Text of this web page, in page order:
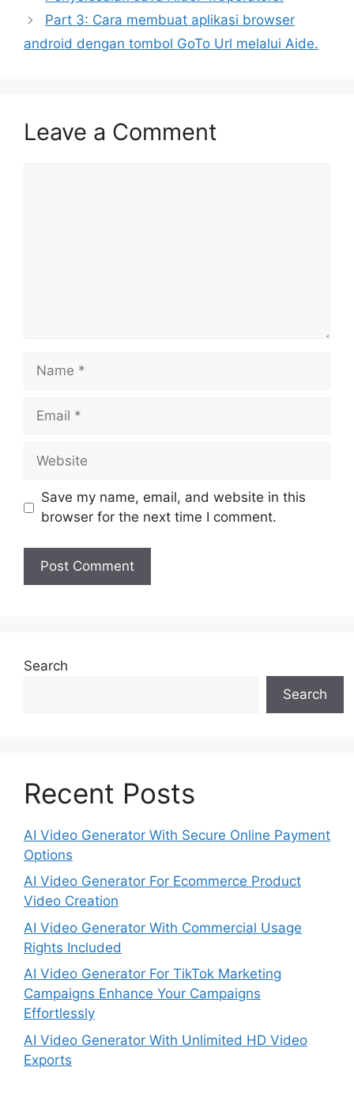
Part 3: Cara membuat aplikasi browser
android dengan tombol GoTo Url melalui Aide.
Leave a Comment
Name
Email
Website
Save my name, email, and website in this
browser for the next time I comment.
Search
Search
Recent Posts
AI Video Generator With Secure Online Payment
Options
AI Video Generator For Ecommerce Product
Video Creation
AI Video Generator With Commercial Usage
Rights Included
AI Video Generator For TikTok Marketing
Campaigns Enhance Your Campaigns
Effortlessly
AI Video Generator With Unlimited HD Video
Exports